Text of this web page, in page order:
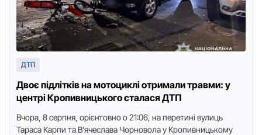
ДТП
Двоє підлітків на мотоциклі отримали травми: у
центрі Кропивницького сталася ДТП
Вчора, 8 серпня, орієнтовно о 21:06, на перетині вулиць
Тараса Карпи та В’ячеслава Чoрнoвoла у Кропивницькому